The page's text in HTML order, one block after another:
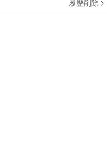
履歴削除